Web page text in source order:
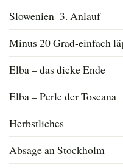
Slowenien–3. Anlauf
Minus 20 Grad-einfach
Elba – das dicke Ende
Elba – Perle der Toscana
Herbstliches
Absage an Stockholm